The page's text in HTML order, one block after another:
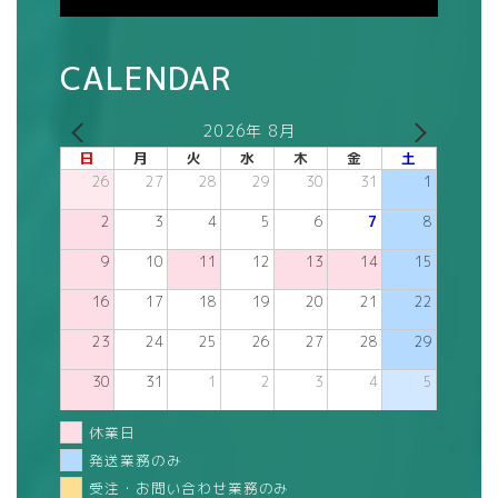
CALENDAR
2026年 8月
日 月 火 水 木 金 土
26 27 28 29 30 31 1
2 3 4 5 6 7 8
9 10 11 12 13 14 15
16 17 18 19 20 21 22
23 24 25 26 27 28 29
30 31 1 2 3 4 5
休業日
発送業務のみ
受注・お問い合わせ業務のみ